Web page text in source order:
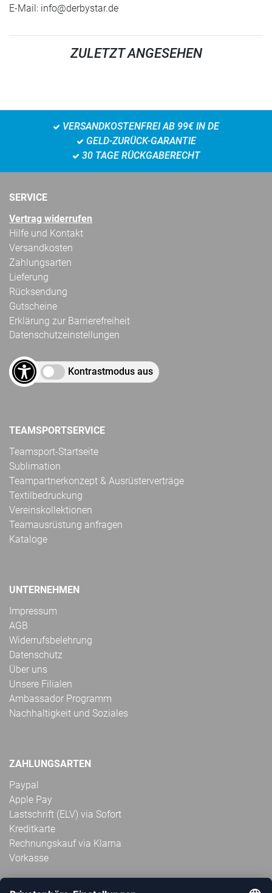
E-Mail: info@derbystar.de
ZULETZT ANGESEHEN
VERSANDKOSTENFREI AB 99€ IN DE
GELD-ZURÜCK-GARANTIE
30 TAGE RÜCKGABERECHT
SERVICE
Vertrag widerrufen
Hilfe und Kontakt
Versandkosten
Zahlungsarten
Lieferung
Rücksendung
Gutscheine
Erklärung zur Barrierefreiheit
Datenschutzeinstellungen
Kontrastmodus aus
TEAMSPORTSERVICE
Teamsport-Startseite
Sublimation
Teampartnerkonzept & Ausrüsterverträge
Textilbedruckung
Vereinskollektionen
Teamausrüstung anfragen
Kataloge
UNTERNEHMEN
Impressum
AGB
Widerrufsbelehrung
Datenschutz
Über uns
Unsere Filialen
Ambassador Programm
Nachhaltigkeit und Soziales
ZAHLUNGSARTEN
Paypal
Apple Pay
Lastschrift (ELV) via Sofort
Kreditkarte
Rechnungskauf via Klarna
Vorkasse